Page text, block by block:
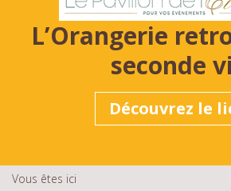
L’Orangerie
seconde
Découvrez le
Vous êtes ici